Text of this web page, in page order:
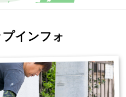
インフォ